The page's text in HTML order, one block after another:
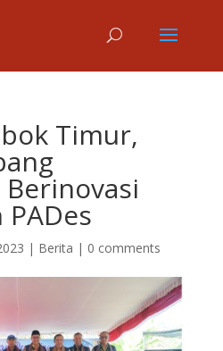
Timur,
| Berita | 0 comments